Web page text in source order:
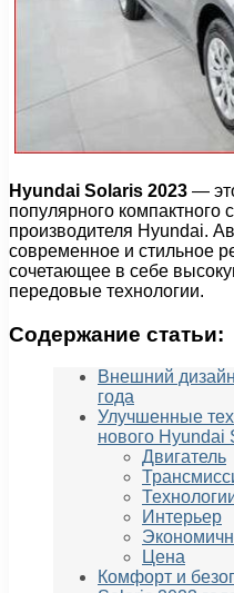
Hyundai Solaris 2023 —
популярного компактного
производителя Hyundai.
современное и стильное
сочетающее в себе
передовые технологии.
Содержание статьи:
Внешний
года
Улучшенные
нового Hyundai
Двигатель
Интерьер
Цена
Комфорт и